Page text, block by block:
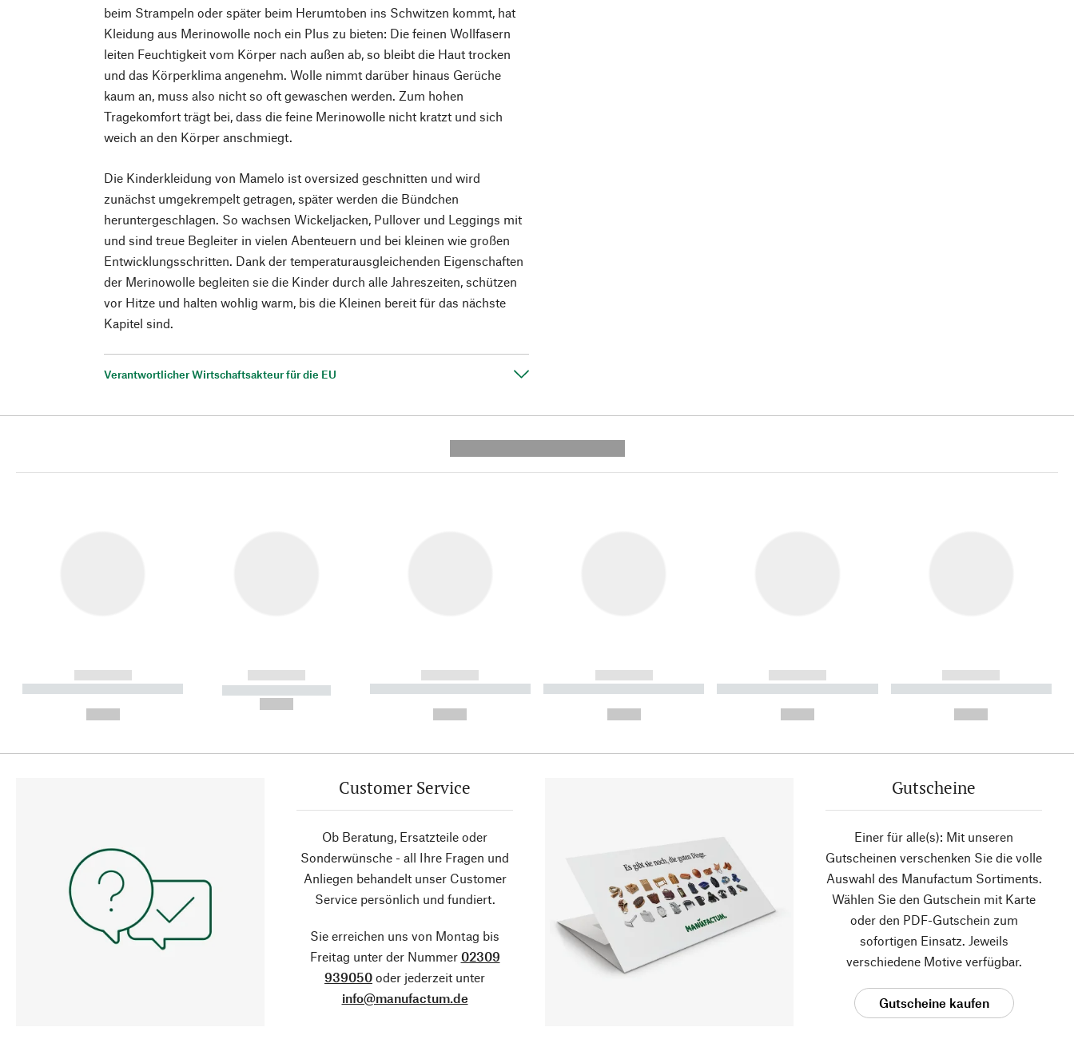
beim Strampeln oder später beim Herumtoben ins Schwitzen kommt, hat
Kleidung aus Merinowolle noch ein Plus zu bieten: Die feinen Wollfasern
leiten Feuchtigkeit vom Körper nach außen ab, so bleibt die Haut trocken
und das Körperklima angenehm. Wolle nimmt darüber hinaus Gerüche
kaum an, muss also nicht so oft gewaschen werden. Zum hohen
Tragekomfort trägt bei, dass die feine Merinowolle nicht kratzt und sich
weich an den Körper anschmiegt.
Die Kinderkleidung von Mamelo ist oversized geschnitten und wird
zunächst umgekrempelt getragen, später werden die Bündchen
heruntergeschlagen. So wachsen Wickeljacken, Pullover und Leggings mit
und sind treue Begleiter in vielen Abenteuern und bei kleinen wie großen
Entwicklungsschritten. Dank der temperaturausgleichenden Eigenschaften
der Merinowolle begleiten sie die Kinder durch alle Jahreszeiten, schützen
vor Hitze und halten wohlig warm, bis die Kleinen bereit für das nächste
Kapitel sind.
Verantwortlicher Wirtschaftsakteur für die EU
------------
----------- ----------- ----------
------------
----------- -----------
------------
----------- ----------- ----------
------------
----------- ----------- ----------
------------
----------- ----------- ----------
------------
----------- ----------- ----------
Customer Service
Ob Beratung, Ersatzteile oder
Sonderwünsche - all Ihre Fragen und
Anliegen behandelt unser Customer
Service persönlich und fundiert.
Sie erreichen uns von Montag bis
Freitag unter der Nummer 02309
939050 oder jederzeit unter
info@manufactum.de
Gutscheine
Einer für alle(s): Mit unseren
Gutscheinen verschenken Sie die volle
Auswahl des Manufactum Sortiments.
Wählen Sie den Gutschein mit Karte
oder den PDF-Gutschein zum
sofortigen Einsatz. Jeweils
verschiedene Motive verfügbar.
Gutscheine kaufen